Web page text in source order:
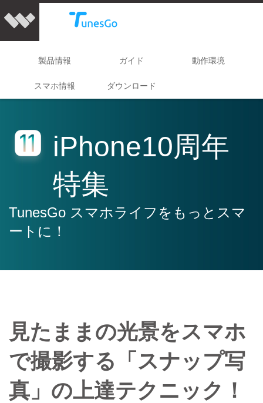
製品情報 ガイド 動作環境
スマホ情報 ダウンロード
iPhone10周年
特集
TunesGo スマホライフをもっとスマ
ートに！
見たままの光景をスマホ
で撮影する「スナップ写
真」の上達テクニック！